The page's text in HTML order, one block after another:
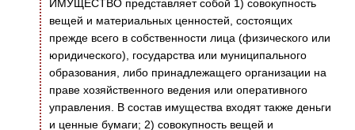
ИМУЩЕСТВО представляет собой 1) совокупность
вещей и материальных ценностей, состоящих
прежде всего в собственности лица (физического или
юридического), государства или муниципального
образования, либо принадлежащего организации на
праве хозяйственного ведения или оперативного
управления. В состав имущества входят также деньги
и ценные бумаги; 2) совокупность вещей и